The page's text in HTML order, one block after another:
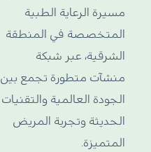
مسيرة الرعاية الطبية
المتخصصة في المنطقة
الشرقية، عبر شبكة
منشآت متطورة تجمع بين
الجودة العالمية والتقنيات
الحديثة وتجربة المريض
المتميزة.